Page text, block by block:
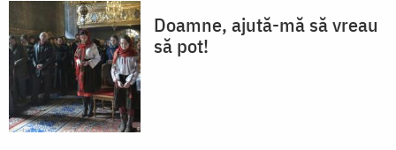
Doamne, ajută-mă să vreau
să pot!